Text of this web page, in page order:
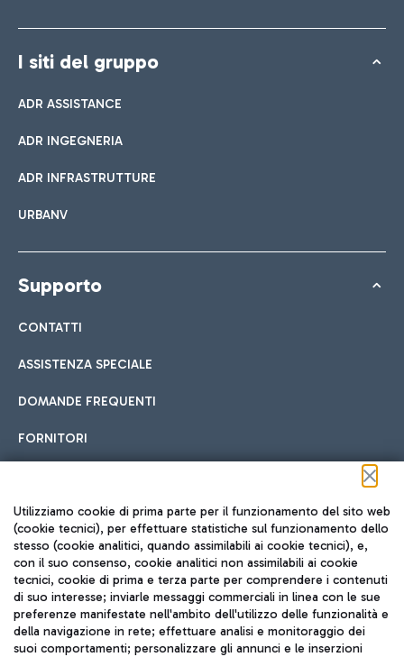
I siti del gruppo
ADR ASSISTANCE
ADR INGEGNERIA
ADR INFRASTRUTTURE
URBANV
Supporto
CONTATTI
ASSISTENZA SPECIALE
DOMANDE FREQUENTI
FORNITORI
Seguici sui social
TRAVEL JOURNAL
ITA
Utilizziamo cookie di prima parte per il funzionamento del sito web
(cookie tecnici), per effettuare statistiche sul funzionamento dello
stesso (cookie analitici, quando assimilabili ai cookie tecnici), e,
con il suo consenso, cookie analitici non assimilabili ai cookie
tecnici, cookie di prima e terza parte per comprendere i contenuti
di suo interesse; inviarle messaggi commerciali in linea con le sue
preferenze manifestate nell'ambito dell'utilizzo delle funzionalità e
della navigazione in rete; effettuare analisi e monitoraggio dei
suoi comportamenti; personalizzare gli annunci e le inserzioni